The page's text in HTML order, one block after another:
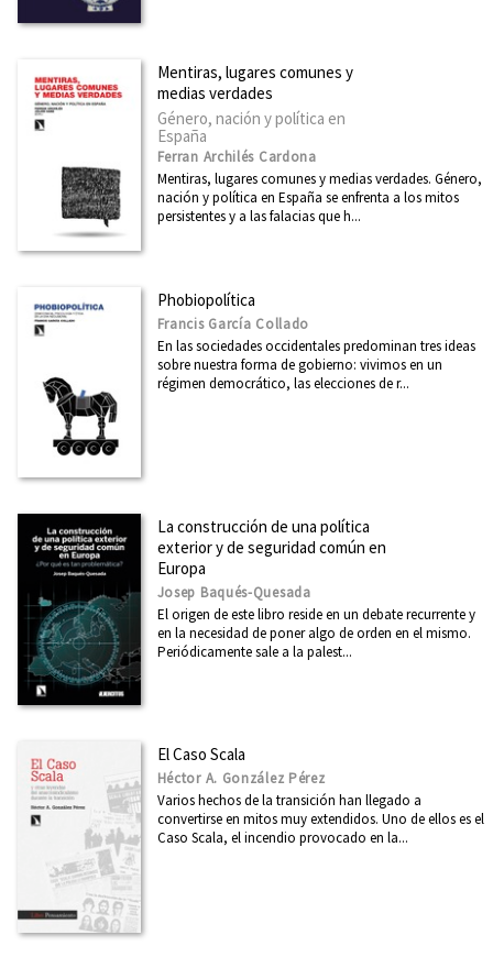
Investigación y Debate
Clásicos del Pensamiento Crítico
Primero de Mayo
Miradas Matemáticas
Desarrollo y Cooperación
Eleanor Roosevelt
La Europa a la que vamos
Colección Ramón Rubial
Reversos del Leviatán
Alternativas
25 aniversario
Edupaz
Estudios socioculturales
Fuera de Colección
Boletín julio 2026
Boletín junio 2026
Boletín mayo 2026
Boletín abril 2026
Boletín marzo 2026
Mentiras, lugares comunes y
medias verdades
Género, nación y política en
España
Ferran Archilés Cardona
Mentiras, lugares comunes y medias verdades. Género,
nación y política en España se enfrenta a los mitos
persistentes y a las falacias que h...
Phobiopolítica
Francis García Collado
En las sociedades occidentales predominan tres ideas
sobre nuestra forma de gobierno: vivimos en un
régimen democrático, las elecciones de r...
La construcción de una política
exterior y de seguridad común en
Europa
Josep Baqués-Quesada
El origen de este libro reside en un debate recurrente y
en la necesidad de poner algo de orden en el mismo.
Periódicamente sale a la palest...
El Caso Scala
Héctor A. González Pérez
Varios hechos de la transición han llegado a
convertirse en mitos muy extendidos. Uno de ellos es el
Caso Scala, el incendio provocado en la...